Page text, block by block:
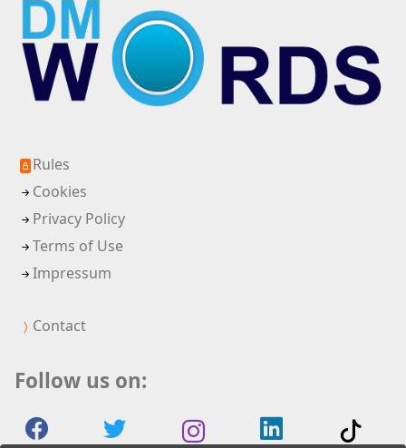
Rules
Cookies
Privacy Policy
Terms of Use
Impressum
Contact
Follow us on: